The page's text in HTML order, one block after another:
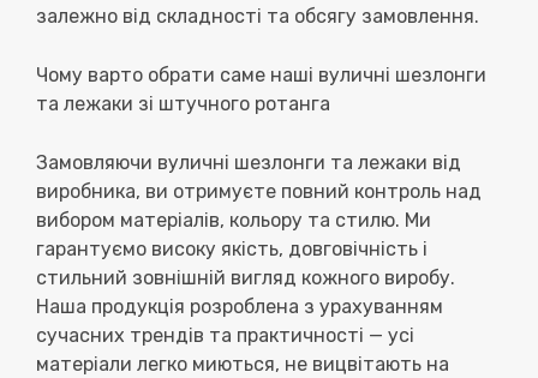
залежно від складності та обсягу замовлення.
Чому варто обрати саме наші вуличні шезлонги
та лежаки зі штучного ротанга
Замовляючи вуличні шезлонги та лежаки від
виробника, ви отримуєте повний контроль над
вибором матеріалів, кольору та стилю. Ми
гарантуємо високу якість, довговічність і
стильний зовнішній вигляд кожного виробу.
Наша продукція розроблена з урахуванням
сучасних трендів та практичності — усі
матеріали легко миються, не вицвітають на